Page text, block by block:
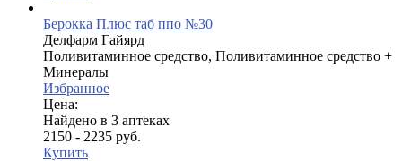
Берокка Плюс таб ппо №30
Делфарм Гайярд
Поливитаминное средство, Поливитаминное средство +
Минералы
Избранное
Цена:
Найдено в 3 аптеках
2150 - 2235 руб.
Купить